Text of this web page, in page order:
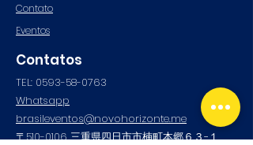
Contato
Eventos
Contatos
TEL: 0593-58-0763
Whatsapp
brasileventos@novohorizonte.me
〒510-0106 三重県四日市市楠町本郷６３−１